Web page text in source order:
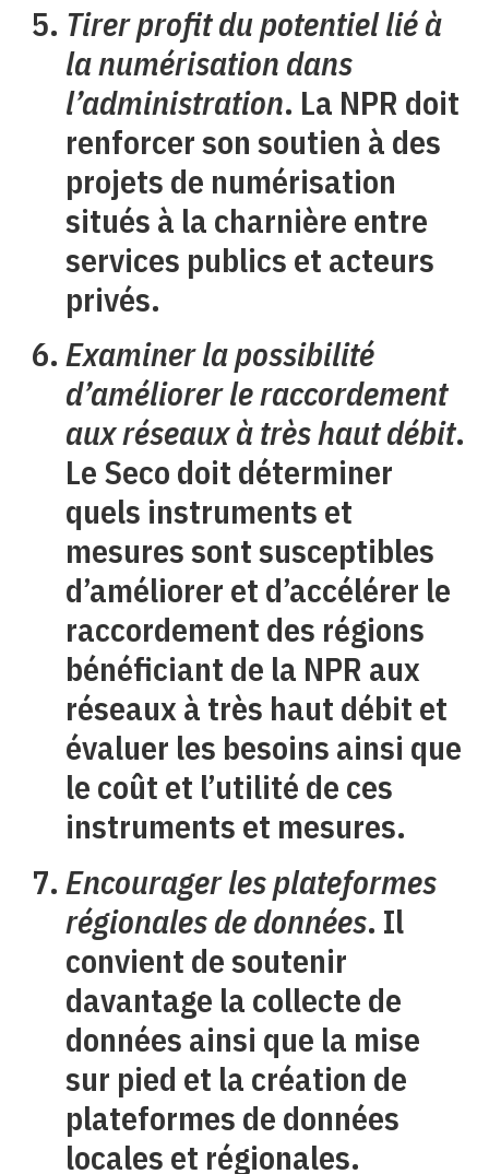
Tirer profit du potentiel lié à
la numérisation dans
l’administration. La NPR doit
renforcer son soutien à des
projets de numérisation
situés à la charnière entre
services publics et acteurs
privés.
Examiner la possibilité
d’améliorer le raccordement
aux réseaux à très haut débit.
Le Seco doit déterminer
quels instruments et
mesures sont susceptibles
d’améliorer et d’accélérer le
raccordement des régions
bénéficiant de la NPR aux
réseaux à très haut débit et
évaluer les besoins ainsi que
le coût et l’utilité de ces
instruments et mesures.
Encourager les plateformes
régionales de données. Il
convient de soutenir
davantage la collecte de
données ainsi que la mise
sur pied et la création de
plateformes de données
locales et régionales.